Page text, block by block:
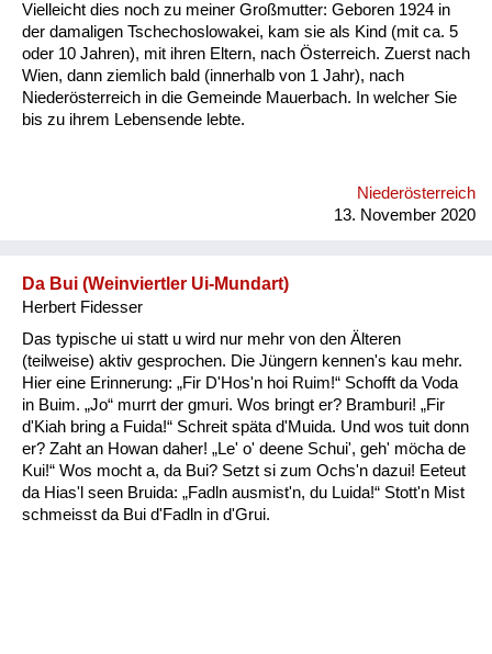
Vielleicht dies noch zu meiner Großmutter: Geboren 1924 in
der damaligen Tschechoslowakei, kam sie als Kind (mit ca. 5
oder 10 Jahren), mit ihren Eltern, nach Österreich. Zuerst nach
Wien, dann ziemlich bald (innerhalb von 1 Jahr), nach
Niederösterreich in die Gemeinde Mauerbach. In welcher Sie
bis zu ihrem Lebensende lebte.
Niederösterreich
13. November 2020
Da Bui (Weinviertler Ui-Mundart)
Herbert Fidesser
Das typische ui statt u wird nur mehr von den Älteren
(teilweise) aktiv gesprochen. Die Jüngern kennen's kau mehr.
Hier eine Erinnerung: „Fir D'Hos'n hoi Ruim!“ Schofft da Voda
in Buim. „Jo“ murrt der gmuri. Wos bringt er? Bramburi! „Fir
d'Kiah bring a Fuida!“ Schreit späta d'Muida. Und wos tuit donn
er? Zaht an Howan daher! „Le' o' deene Schui', geh' möcha de
Kui!“ Wos mocht a, da Bui? Setzt si zum Ochs'n dazui! Eeteut
da Hias'l seen Bruida: „Fadln ausmist'n, du Luida!“ Stott'n Mist
schmeisst da Bui d'Fadln in d'Grui.